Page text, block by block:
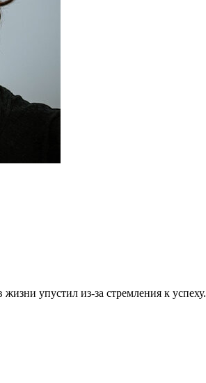
упустил из-за стремления к успеху.